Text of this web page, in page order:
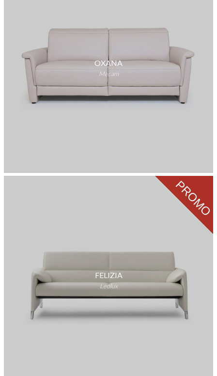
OXANA
Mecam
PROMO
FELIZIA
Leolux